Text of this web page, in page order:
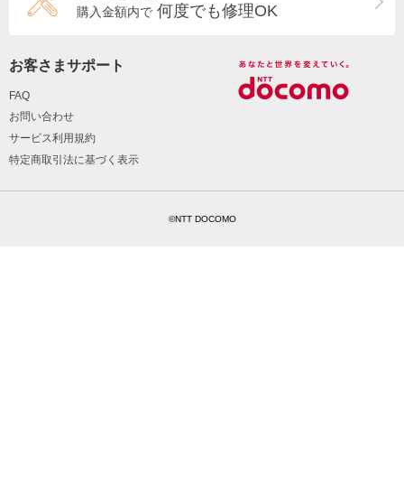
購入金額内で 何度でも修理OK
お客さまサポート
FAQ
お問い合わせ
サービス利用規約
特定商取引法に基づく表示
©NTT DOCOMO